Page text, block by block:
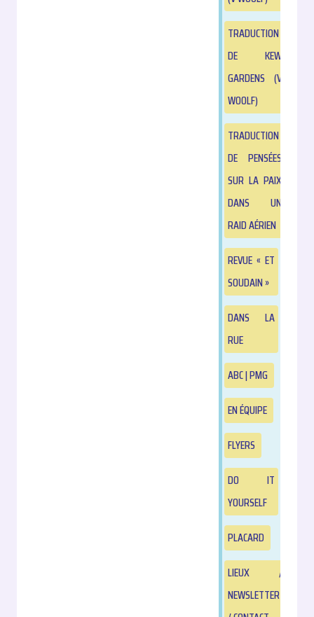
TRADUCTION
DE KEW
GARDENS (V
WOOLF)
TRADUCTION
DE PENSÉES
SUR LA PAIX
DANS UN
RAID AÉRIEN
REVUE « ET
SOUDAIN »
DANS LA
RUE
ABC | PMG
EN ÉQUIPE
FLYERS
DO IT
YOURSELF
PLACARD
LIEUX /
NEWSLETTER